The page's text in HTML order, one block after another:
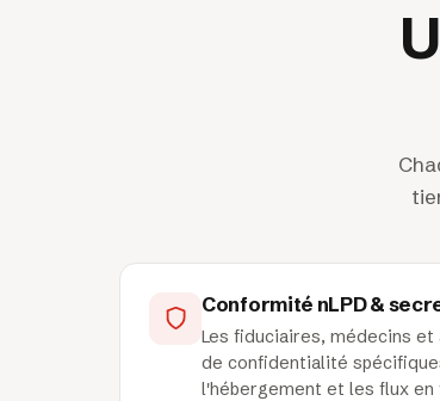
Conformité nLPD &
Les fiduciaires, médecins
de confidentialité
l'hébergement et les flux